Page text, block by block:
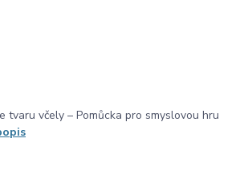
tvaru včely – Pomůcka pro smyslovou hru